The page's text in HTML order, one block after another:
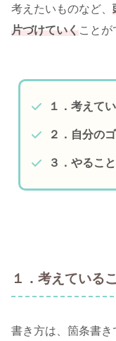
考えたいものなど、
片づけていく ことが
１．考えて
２．自分の
３．やるこ
１．考えている
書き方は、箇条書